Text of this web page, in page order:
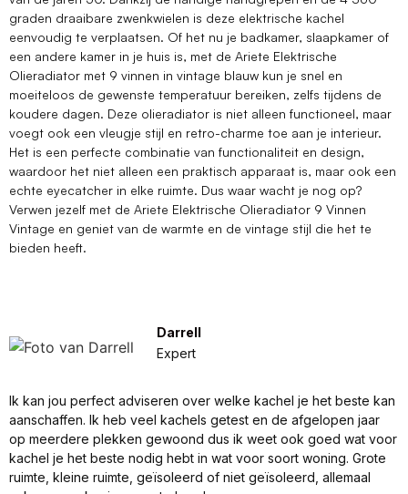
graden draaibare zwenkwielen is deze elektrische kachel
eenvoudig te verplaatsen. Of het nu je badkamer, slaapkamer of
een andere kamer in je huis is, met de Ariete Elektrische
Olieradiator met 9 vinnen in vintage blauw kun je snel en
moeiteloos de gewenste temperatuur bereiken, zelfs tijdens de
koudere dagen. Deze olieradiator is niet alleen functioneel, maar
voegt ook een vleugje stijl en retro-charme toe aan je interieur.
Het is een perfecte combinatie van functionaliteit en design,
waardoor het niet alleen een praktisch apparaat is, maar ook een
echte eyecatcher in elke ruimte. Dus waar wacht je nog op?
Verwen jezelf met de Ariete Elektrische Olieradiator 9 Vinnen
Vintage en geniet van de warmte en de vintage stijl die het te
bieden heeft.
Darrell
Expert
Ik kan jou perfect adviseren over welke kachel je het beste kan
aanschaffen. Ik heb veel kachels getest en de afgelopen jaar
op meerdere plekken gewoond dus ik weet ook goed wat voor
kachel je het beste nodig hebt in wat voor soort woning. Grote
ruimte, kleine ruimte, geïsoleerd of niet geïsoleerd, allemaal